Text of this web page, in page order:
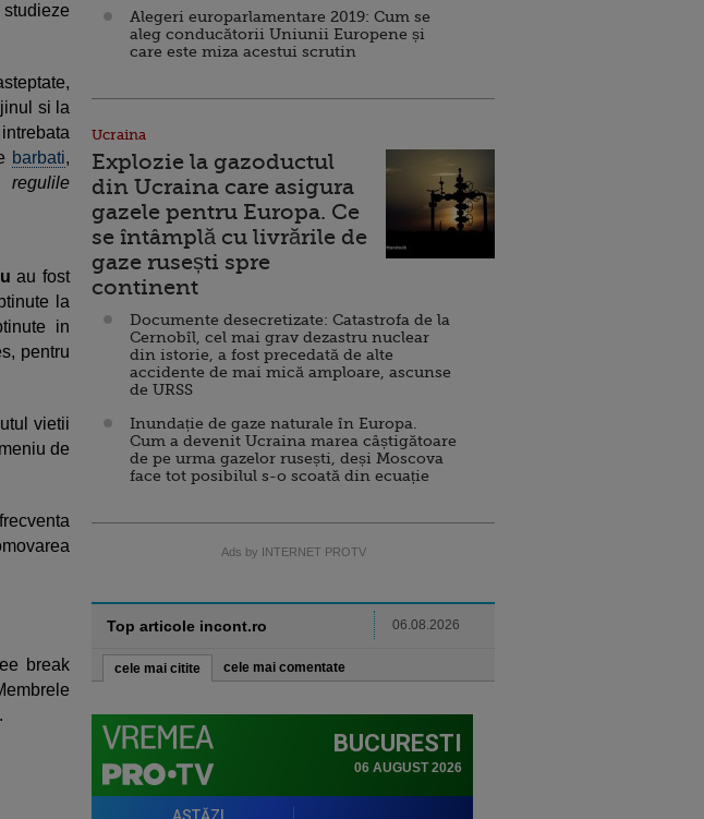
si la
barbati,
au fost
la
in
pentru
vietii
de
break
.
Alegeri europarlamentare 2019: Cum se
aleg conducătorii Uniunii Europene și
care este miza acestui scrutin
Ucraina
Explozie la gazoductul
din Ucraina care asigura
gazele pentru Europa. Ce
se întâmplă cu livrările de
gaze rusești spre
continent
Documente desecretizate: Catastrofa de la
Cernobîl, cel mai grav dezastru nuclear
din istorie, a fost precedată de alte
accidente de mai mică amploare, ascunse
de URSS
Inundație de gaze naturale în Europa.
Cum a devenit Ucraina marea câștigătoare
de pe urma gazelor rusești, deși Moscova
face tot posibilul s-o scoată din ecuație
Ads by INTERNET PROTV
Top articole incont.ro 06.08.2026
cele mai citite cele mai comentate